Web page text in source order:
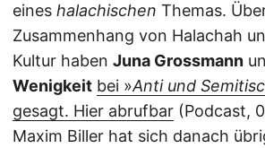
eines halachischen Themas.
Zusammenhang von Halachah
Kultur haben Juna Grossmann
Wenigkeit bei »Anti und
gesagt. Hier abrufbar (Podcast,
Maxim Biller hat sich danach